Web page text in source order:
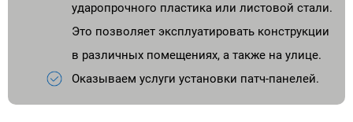
ударопрочного пластика или листовой стали.
Это позволяет эксплуатировать конструкции
в различных помещениях, а также на улице.
Оказываем услуги установки патч-панелей.